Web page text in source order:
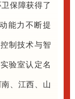
保障获得了
能力不断提
制技术与智
验室认定名
、江西、山